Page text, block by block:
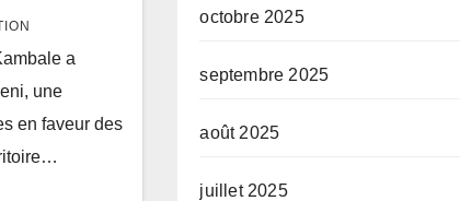
a
une
en faveur des
octobre 2025
septembre 2025
août 2025
juillet 2025